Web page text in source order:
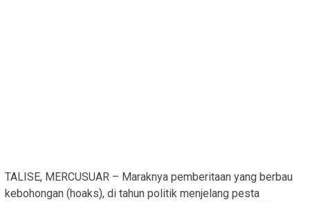
TALISE, MERCUSUAR – Maraknya pemberitaan yang berbau
kebohongan (hoaks), di tahun politik menjelang pesta